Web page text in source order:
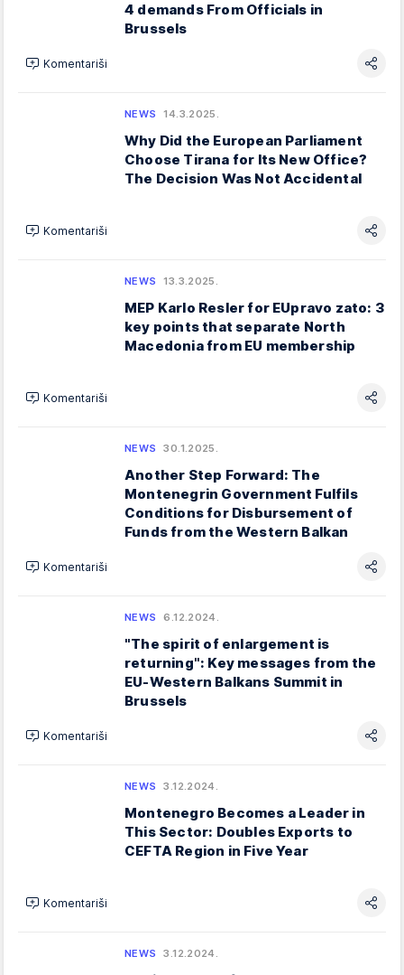
4 demands From Officials in
Brussels
Komentariši
NEWS 14.3.2025.
Why Did the European Parliament
Choose Tirana for Its New Office?
The Decision Was Not Accidental
Komentariši
NEWS 13.3.2025.
MEP Karlo Resler for EUpravo zato: 3
key points that separate North
Macedonia from EU membership
Komentariši
NEWS 30.1.2025.
Another Step Forward: The
Montenegrin Government Fulfils
Conditions for Disbursement of
Funds from the Western Balkan
Komentariši
NEWS 6.12.2024.
"The spirit of enlargement is
returning": Key messages from the
EU-Western Balkans Summit in
Brussels
Komentariši
NEWS 3.12.2024.
Montenegro Becomes a Leader in
This Sector: Doubles Exports to
CEFTA Region in Five Year
Komentariši
NEWS 3.12.2024.